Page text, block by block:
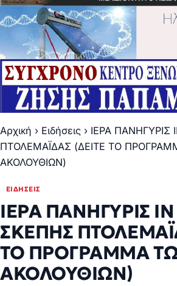
Αρχική › Ειδήσεις › ΙΕΡΑ ΠΑΝΗΓΥΡΙΣ
ΠΤΟΛΕΜΑΪΔΑΣ (ΔΕΙΤΕ ΤΟ
ΑΚΟΛΟΥΘΙΩΝ)
ΕΙΔΉΣΕΙΣ
ΙΕΡΑ ΠΑΝΗΓΥΡΙΣ ΙΝ
ΣΚΕΠΗΣ
ΤΟ ΠΡΟΓΡΑΜΜΑ
ΑΚΟΛΟΥΘΙΩΝ)